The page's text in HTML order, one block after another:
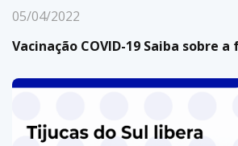
05/04/2022
Vacinação COVID-19 Saiba sobre